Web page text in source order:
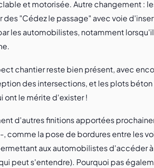
et motorisée. Autre changement :
"Cédez le passage" avec voie
les automobilistes, notamment
chantier reste bien présent, avec
des intersections, et les plots
ont le mérite d'exister !
d'autres finitions apportées
comme la pose de bordures entre les
aux automobilistes d'accéder
peut s'entendre). Pourquoi pas